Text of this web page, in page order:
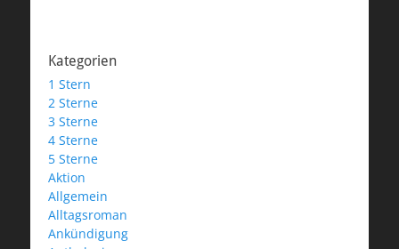
Kategorien
1 Stern
2 Sterne
3 Sterne
4 Sterne
5 Sterne
Aktion
Allgemein
Alltagsroman
Ankündigung